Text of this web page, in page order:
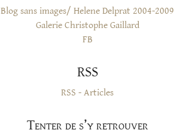
Blog sans images/ Helene Delprat 2004-2009
Galerie Christophe Gaillard
FB
RSS
RSS - Articles
Tenter de s’y retrouver